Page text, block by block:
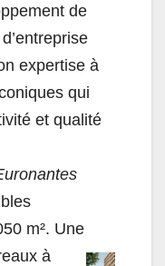
de
expertise à
qui
et qualité
m². Une
à